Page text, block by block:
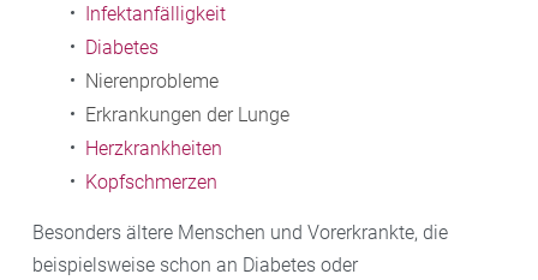
Infektanfälligkeit
Diabetes
Nierenprobleme
Erkrankungen der Lunge
Herzkrankheiten
Kopfschmerzen
Besonders ältere Menschen und Vorerkrankte, die
beispielsweise schon an Diabetes oder